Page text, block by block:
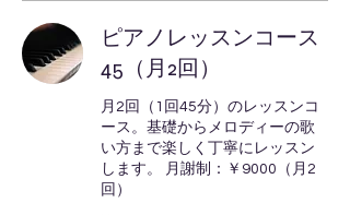
ピアノレッスンコース
45（月2回）
月2回（1回45分）のレッスンコ
ース。基礎からメロディーの歌
い方まで楽しく丁寧にレッスン
します。 月謝制：￥9000（月2
回）